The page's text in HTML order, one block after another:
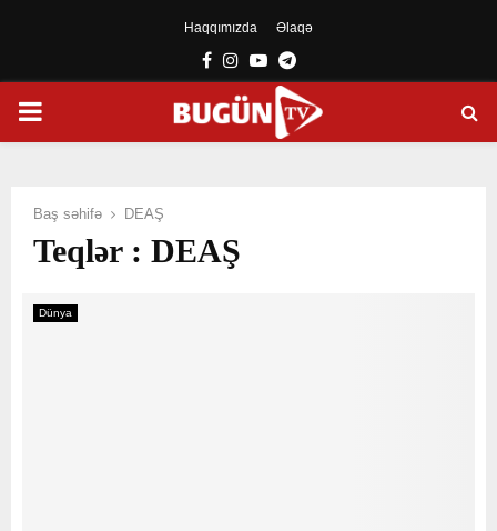
Haqqımızda Əlaqə
Facebook
Instagram
YoutubeTelegram
PRIMARY
Baş səhifə DEAŞ
Teqlər : DEAŞ
Dünya